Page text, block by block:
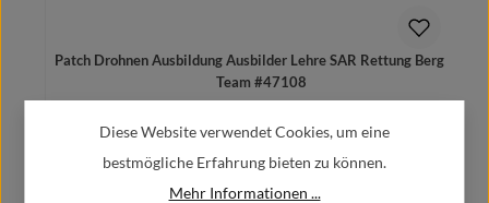
Patch Drohnen Ausbildung Ausbilder Lehre SAR Rettung Bergung
Team #47108
Preise inkl. MwSt. zzgl. Versandkosten
Diese Website verwendet Cookies, um eine
bestmögliche Erfahrung bieten zu können.
Mehr Informationen ...